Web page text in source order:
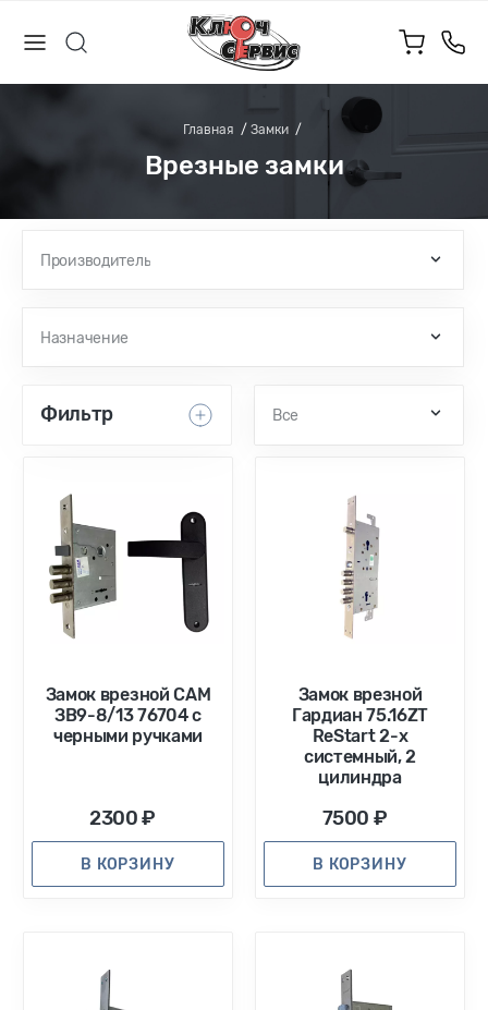
Главная Замки
Врезные замки
Производитель
Назначение
Все
Фильтр
Замок врезной САМ
ЗВ9-8/13 76704 с
черными ручками
2300 ₽
В КОРЗИНУ
Замок врезной
Гардиан 75.16ZT
ReStart 2-х
системный, 2
цилиндра
7500 ₽
В КОРЗИНУ